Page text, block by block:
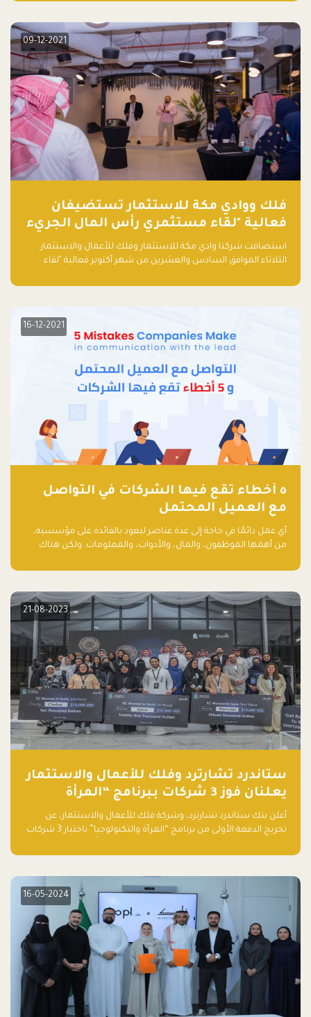
دولار أمريكي)، بقيادة شركتي دعم المنشآت المحدودة وتسارع القابضة
09-12-2021
فلك ووادي مكة للاستثمار تستضيفان
فعالية "لقاء مستثمري رأس المال الجريء
في المنطقة"
استضافت شركتا وادي مكة للاستثمار وفلك للأعمال والاستثمار
الثلاثاء الموافق السادس والعشرين من شهر أكتوبر فعالية "لقاء
مشاركاً من أبرز صناديق رأس المال الجريء وممثلي المؤسسات
16-12-2021
٥ أخطاء تقع فيها الشركات في التواصل
مع العميل المحتمل
أي عمل دائمًا في حاجة إلى عدة عناصر ليعود بالفائدة على مؤسسيه،
من أهمها الموظفون، والمال، والأدوات، والمعلومات. ولكن هناك
أساسه ذلك العمل.
21-08-2023
ستاندرد تشارترد وفلك للأعمال والاستثمار
يعلنان فوز 3 شركات ببرنامج “المرأة
والتكنولوجيا”
أعلن بنك ستاندرد تشارترد، وشركة فلك للأعمال والاستثمار، عن
تخريج الدفعة الأولى من برنامج “المرأة والتكنولوجيا” باختيار 3 شركات
الأعمال، اللواتي خضعن لبرنامج حاضنة مدته 8 أسابيع، أفكاراً مبتكرة
والترفيه التعليمي
16-05-2024